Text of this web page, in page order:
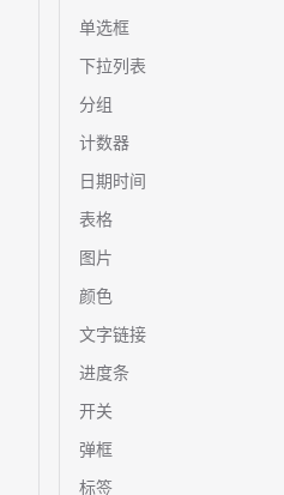
单选框
下拉列表
分组
计数器
日期时间
表格
图片
颜色
文字链接
进度条
开关
弹框
标签